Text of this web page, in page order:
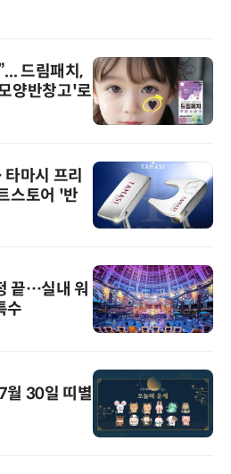
드림패치,
양반창고'로
마시 프리
스토어 '반
끝…실내 워
수
월 30일 띠별